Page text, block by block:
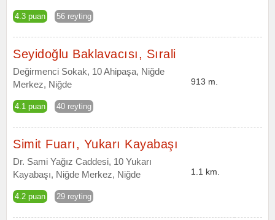
4.3 puan 56 reyting
Seyidoğlu Baklavacısı, Sırali
Değirmenci Sokak, 10 Ahipaşa, Niğde
Merkez, Niğde
4.1 puan 40 reyting
913 m.
Simit Fuarı, Yukarı Kayabaşı
Dr. Sami Yağız Caddesi, 10 Yukarı
Kayabaşı, Niğde Merkez, Niğde
4.2 puan 29 reyting
1.1 km.